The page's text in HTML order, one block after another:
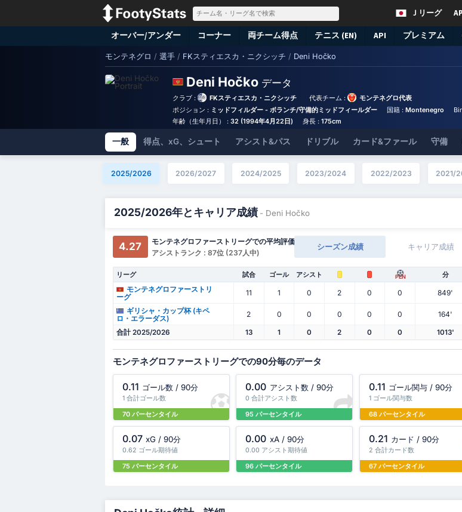
Ｊリーグ
オーバー/アンダー コーナー 両チーム得点 テニス (EN) API プレミアム
モンテネグロ / 選手 / FKスティエスカ・ニクシッチ / Deni Hočko
Deni Hočko データ
クラブ : FKスティエスカ・ニクシッチ 代表チーム :
モンテネグロ代表
ポジション : ミッドフィルダー - ボランチ/守備的ミッドフィールダー 国籍 : Montenegro
年齢（生年月日） : 32 (1994年4月22日) 身長 : 175cm
一般 得点、xG、シュート アシスト&パス ドリブル カード&ファール 守備
2025/2026 2026/2027 2024/2025 2023/2024 2022/2023 2021/
2025/2026年とキャリア成績 - Deni Hočko
4.27
モンテネグロファーストリーグでの平均評価
アシストランク : 87位 (237人中)
シーズン成績 キャリア成績
リーグ 試合 ゴール アシスト PEN 分
モンテネグロファーストリ
ーグ
11 1 0 2 0 0
849'
ギリシャ・カップ杯 (キペ
ロ・エラーダス)
2 0 0 0 0 0 164'
合計 2025/2026 13 1 0 2 0 0 1013'
モンテネグロファーストリーグでの90分毎のデータ
0.11 ゴール数 / 90分
1 合計ゴール数
70 パーセンタイル
0.00 アシスト数 / 90分
0 合計アシスト数
95 パーセンタイル
0.11 ゴール関与 / 90分
1 ゴール関与数
68 パーセンタイル
0.07 xG / 90分
0.62 ゴール期待値
75 パーセンタイル
0.00 xA / 90分
0.00 アシスト期待値
96 パーセンタイル
0.21 カード / 90分
2 合計カード数
67 パーセンタイル